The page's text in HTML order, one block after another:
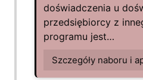
doświadczenia u
przedsiębiorcy z
programu jest…
Szczegóły naboru i